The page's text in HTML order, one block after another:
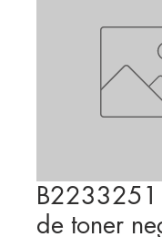
de toner